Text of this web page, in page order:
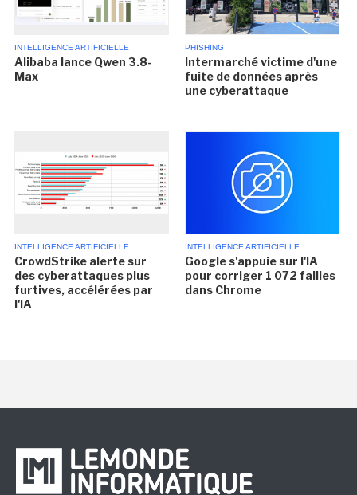
INTELLIGENCE ARTIFICIELLE
Alibaba lance Qwen 3.8-
Max
PHISHING
Intermarché victime d'une
fuite de données après
une cyberattaque
INTELLIGENCE ARTIFICIELLE
CrowdStrike alerte sur
des cyberattaques plus
furtives, accélérées par
l'IA
INTELLIGENCE ARTIFICIELLE
Google s'appuie sur l'IA
pour corriger 1 072 failles
dans Chrome